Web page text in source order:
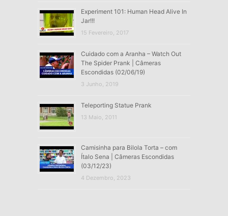
Experiment 101: Human Head Alive In
Jar!!!
15 Fevereiro, 2017
Cuidado com a Aranha – Watch Out
The Spider Prank | Câmeras
Escondidas (02/06/19)
3 Junho, 2019
Teleporting Statue Prank
13 Maio, 2011
Camisinha para Bilola Torta – com
Ítalo Sena | Câmeras Escondidas
(03/12/23)
4 Dezembro, 2023